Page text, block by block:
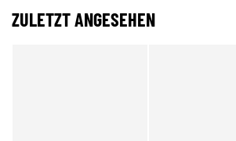
ZULETZT ANGESEHEN